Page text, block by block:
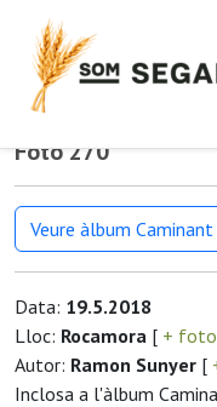
Foto 270
Veure àlbum
Data: 19.5.2018
Lloc: Rocamora [ +
Autor: Ramon Sunyer [
Inclosa a l'àlbum